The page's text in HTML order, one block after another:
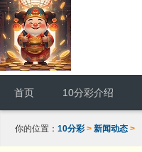
首页 10分彩介绍
你的位置： 10分彩 > 新闻动态 >